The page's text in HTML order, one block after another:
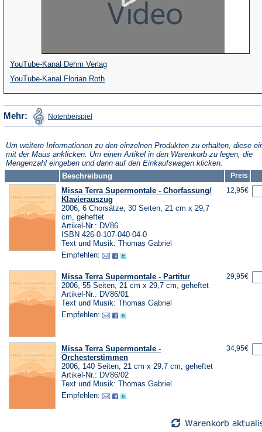
YouTube-Kanal Dehm Verlag(Öffnet
einem
neuen
YouTube-Kanal Florian Roth(Öffnet
in
einem
Mehr: Notenbeispiel in
einem
Tab)
Um weitere Informationen zu den einzelnen Produkten zu erhalten, diese
mit der Maus anklicken. Um einen Artikel in den Warenkorb zu legen, die
Mengenzahl eingeben und dann auf den Einkaufswagen klicken.
Beschreibung
Preis
Missa Terra Supermontale - Chorfassung/
Klavierauszug
2006, 6 Chorsätze, 30 Seiten, 21 cm x 29,7
cm, geheftet
Artikel-Nr.: DV86
ISBN 426-0-107-040-04-0
Text und Musik: Thomas Gabriel
Empfehlen:
12,95€
Missa Terra Supermontale - Partitur
2006, 55 Seiten, 21 cm x 29,7 cm, geheftet
Artikel-Nr.: DV86/01
Text und Musik: Thomas Gabriel
Empfehlen:
29,95€
Missa Terra Supermontale -
Orchesterstimmen
2006, 140 Seiten, 21 cm x 29,7 cm, geheftet
Artikel-Nr.: DV86/02
Text und Musik: Thomas Gabriel
Empfehlen:
34,95€